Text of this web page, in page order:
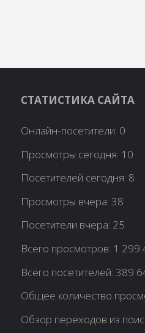
СТАТИСТИКА САЙТА
Онлайн-посетители: 0
Просмотры сегодня: 10
Посетителей сегодня: 8
Просмотры вчера:38
Посетители вчера: 25
Всего просмотров: 1 299
Всего посетителей:389
Общее количество
Обзор переходов из